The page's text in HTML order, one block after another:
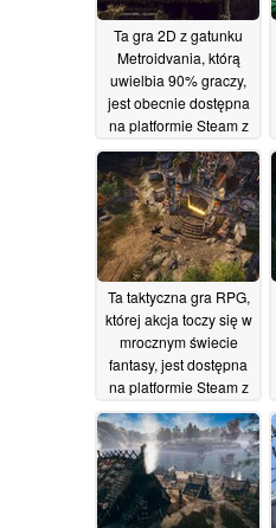
Ta gra 2D z gatunku
Metroidvania, którą
uwielbia 90% graczy,
jest obecnie dostępna
na platformie Steam z
75-procentową zniżką
17/06/2026
Ta taktyczna gra RPG,
której akcja toczy się w
mrocznym świecie
fantasy, jest dostępna
na platformie Steam z
70-procentową zniżką
15/06/2026